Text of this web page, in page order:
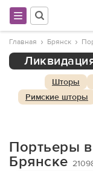
Главная Брянск
Шторы
Римские шторы
Портьеры
Брянске